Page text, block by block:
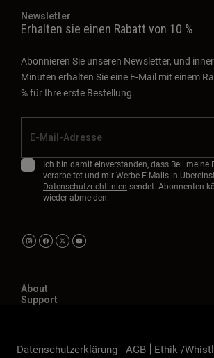
Newsletter
Erhalten sie einen Rabatt von 10 %
Abonnieren Sie unseren Newsletter, und
Minuten erhalten Sie eine E-Mail mit einem
% für Ihre erste Bestellung.
Ich bin damit einverstanden, dass Bell meine
verarbeitet und mir Werbe-E-Mails in
Datenschutzrichtlinien sendet. Abonnenten
wieder abmelden.
About
Support
Datenschutzerklärung AGB Ethik-/